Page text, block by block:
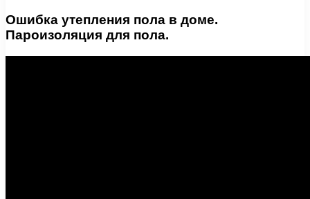
Ошибка утепления пола в доме.
Пароизоляция для пола.